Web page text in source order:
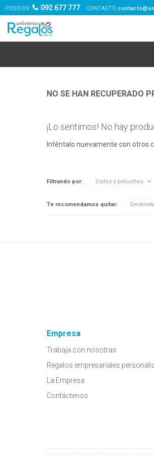
PEDIDOS: 092 677 777
NO SE HAN RECUPERADO
¡Lo sentimos! No hay
Inténtalo nuevamente con otros
Filtrando por: Ositos y peluches
Te recomendamos quitar:
Empresa
Trabaja con nosotras
Regalos empresariales
La Empresa
Contáctenos